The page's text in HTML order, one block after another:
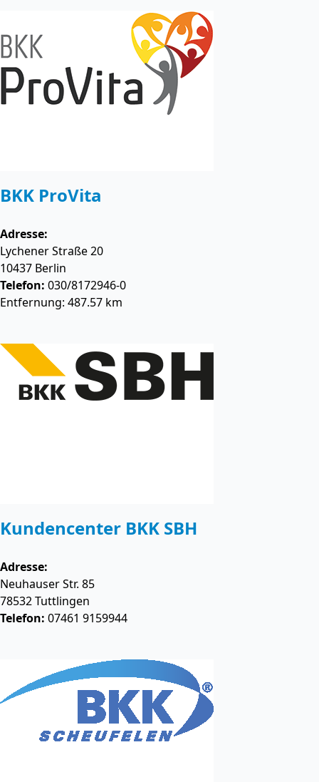
BKK ProVita
Adresse:
Lychener Straße 20
10437 Berlin
Telefon: 030/8172946-0
Entfernung: 487.57 km
Kundencenter BKK SBH
Adresse:
Neuhauser Str. 85
78532Tuttlingen
Telefon: 07461 9159944